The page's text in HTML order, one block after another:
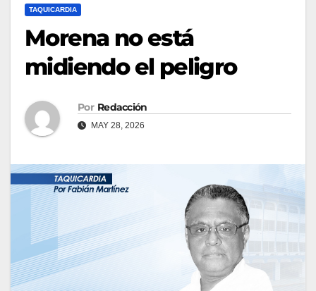
TAQUICARDIA
Morena no está
midiendo el peligro
Por Redacción
MAY 28, 2026